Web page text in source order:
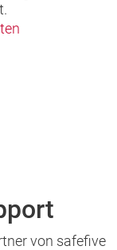
von safefive